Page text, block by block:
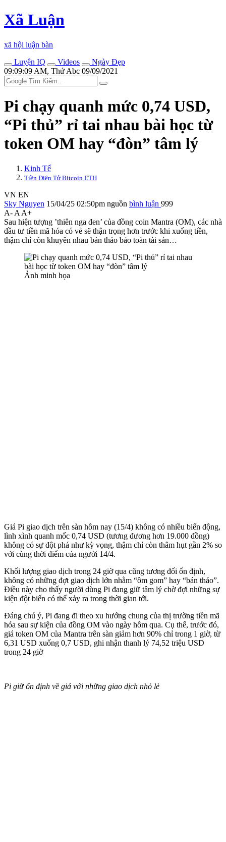
Xã Luận
xã hội luận bàn
Luyện IQ
Videos
Ngày Đẹp
09:09:09 AM, Thứ Abc 09/09/2021
Pi chạy quanh mức 0,74 USD,
“Pi thủ” rỉ tai nhau bài học từ
token OM hay “đòn” tâm lý
Kinh Tế
Tiền Điện Tử Bitcoin ETH
VN EN
Sky Nguyen 15/04/25 02:50pm nguồn bình luận 999
A- A A+
Sau hiện tượng ’thiên nga đen’ của đồng coin Mantra (OM), các nhà
đầu tư tiền mã hóa có vẻ sẽ thận trọng hơn trước khi xuống tiền,
thậm chí còn khuyên nhau bán tháo bảo toàn tài sản…
Ảnh minh họa
Giá Pi giao dịch trên sàn hôm nay (15/4) không có nhiều biến động,
lình xình quanh mốc 0,74 USD (tương đương hơn 19.000 đồng)
không có sự đột phá như kỳ vọng, thậm chí còn thâm hụt gần 2% so
với cùng thời điểm của người 14/4.
Khối lượng giao dịch trong 24 giờ qua cũng tương đối ổn định,
không có những đợt giao dịch lớn nhằm “ôm gom” hay “bán tháo”.
Điều này cho thấy người dùng Pi đang giữ tâm lý chờ đợi những sự
kiện đột biến có thể xảy ra trong thời gian tới.
Đáng chú ý, Pi đang đi theo xu hướng chung của thị trường tiền mã
hóa sau sự kiện của đồng OM vào ngày hôm qua. Cụ thể, trước đó,
giá token OM của Mantra trên sàn giảm hơn 90% chỉ trong 1 giờ, từ
6,31 USD xuống 0,7 USD, ghi nhận thanh lý 74,52 triệu USD
trong 24 giờ
Pi giữ ổn định về giá với những giao dịch nhỏ lẻ